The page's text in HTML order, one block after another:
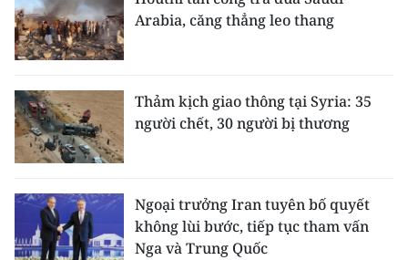
Arabia, căng thẳng leo thang
Thảm kịch giao thông tại Syria: 35
người chết, 30 người bị thương
Ngoại trưởng Iran tuyên bố quyết
không lùi bước, tiếp tục tham vấn
Nga và Trung Quốc